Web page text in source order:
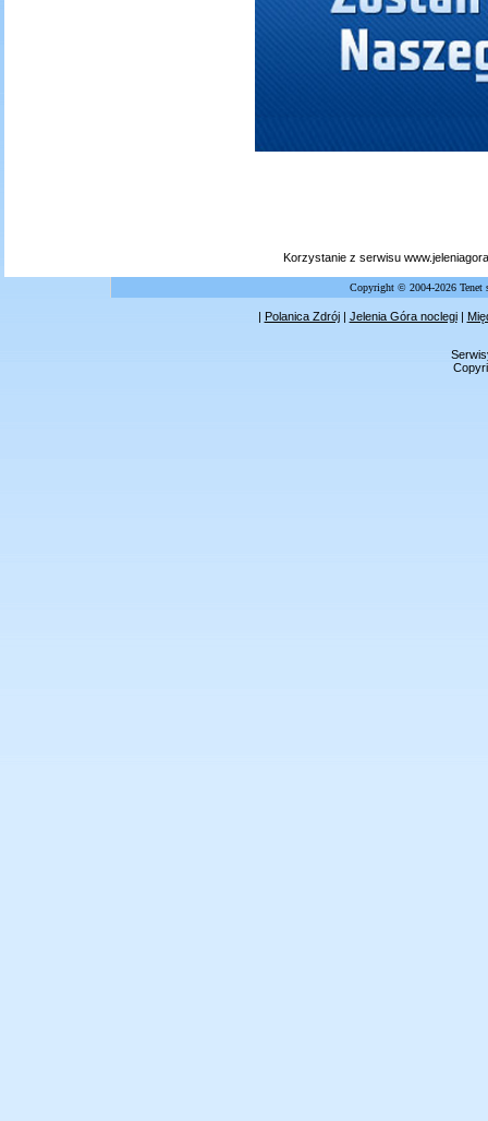
Korzystanie z serwisu
Copyright © 2004-2026
| Polanica Zdrój| Jelenia Góra noclegi|